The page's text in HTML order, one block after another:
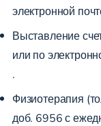
электронной
Выставление
или по
.
Физиотерапия
доб. 6956с